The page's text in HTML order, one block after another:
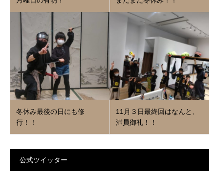
冬休み最後の日にも修
行！！
11月３日最終回はなんと、
満員御礼！！
公式ツイッター